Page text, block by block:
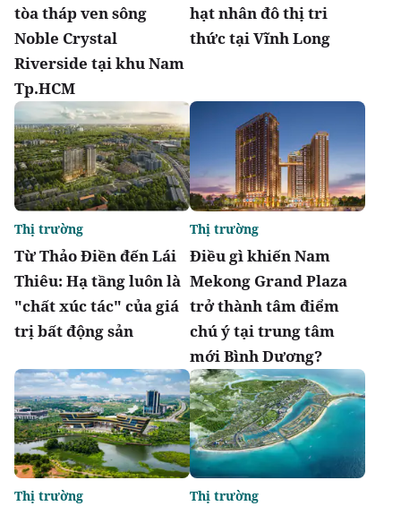
tòa tháp ven sông
Noble Crystal
Riverside tại khu Nam
Tp.HCM
hạt nhân đô thị tri
thức tại Vĩnh Long
Từ Thảo Điền đến Lái
Thiêu: Hạ tầng luôn là
"chất xúc tác" của giá
trị bất động sản
Thị trường
Điều gì khiến Nam
Mekong Grand Plaza
trở thành tâm điểm
chú ý tại trung tâm
mới Bình Dương?
Thị trường
Thị trường Thị trường